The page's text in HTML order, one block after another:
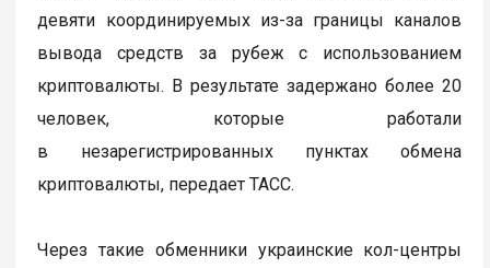
девяти координируемых из-за границы каналов
вывода средств за рубеж с использованием
криптовалюты. В результате задержано более 20
человек, которые работали
в незарегистрированных пунктах обмена
криптовалюты, передает ТАСС.
Через такие обменники украинские кол-центры